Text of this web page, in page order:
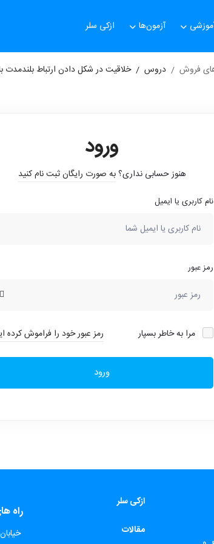
آزمون‌ها ازکی سلر
فروش دروس خلاقیت در شکل دادن ارتباط بلندمدت
ورود
هنوز حسابی نداری؟به صورت رایگان ثبت نام کنید
نام کاربری یا ایمیل
رمز عبور
مرا به خاطر بسپار رمز عبور خود را فراموش کرده
ورود
ازکی سلر
مقالات
راه
​